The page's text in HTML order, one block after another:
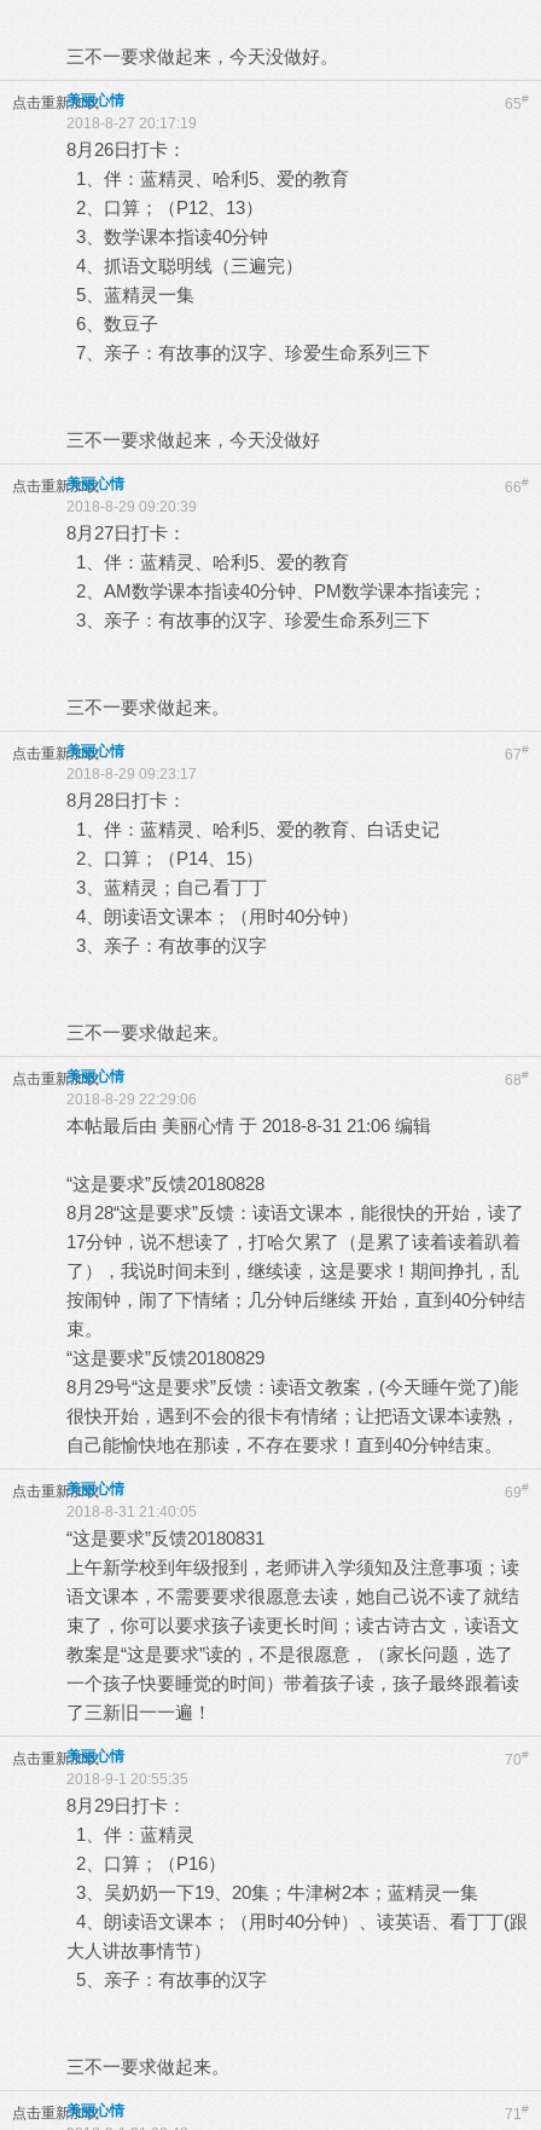
三不一要求做起来，今天没做好。
点击重新加载 65#
美丽心情
2018-8-27 20:17:19
8月26日打卡：
1、伴：蓝精灵、哈利5、爱的教育
2、口算；（P12、13）
3、数学课本指读40分钟
4、抓语文聪明线（三遍完）
5、蓝精灵一集
6、数豆子
7、亲子：有故事的汉字、珍爱生命系列三下
三不一要求做起来，今天没做好
点击重新加载 66#
美丽心情
2018-8-29 09:20:39
8月27日打卡：
1、伴：蓝精灵、哈利5、爱的教育
2、AM数学课本指读40分钟、PM数学课本指读完；
3、亲子：有故事的汉字、珍爱生命系列三下
三不一要求做起来。
点击重新加载 67#
美丽心情
2018-8-29 09:23:17
8月28日打卡：
1、伴：蓝精灵、哈利5、爱的教育、白话史记
2、口算；（P14、15）
3、蓝精灵；自己看丁丁
4、朗读语文课本；（用时40分钟）
3、亲子：有故事的汉字
三不一要求做起来。
点击重新加载 68#
美丽心情
2018-8-29 22:29:06
本帖最后由 美丽心情 于 2018-8-31 21:06 编辑
“这是要求”反馈20180828
8月28“这是要求”反馈：读语文课本，能很快的开始，读了
17分钟，说不想读了，打哈欠累了（是累了读着读着趴着
了），我说时间未到，继续读，这是要求！期间挣扎，乱
按闹钟，闹了下情绪；几分钟后继续 开始，直到40分钟结
束。
“这是要求”反馈20180829
8月29号“这是要求”反馈：读语文教案，(今天睡午觉了)能
很快开始，遇到不会的很卡有情绪；让把语文课本读熟，
自己能愉快地在那读，不存在要求！直到40分钟结束。
点击重新加载 69#
美丽心情
2018-8-31 21:40:05
“这是要求”反馈20180831
上午新学校到年级报到，老师讲入学须知及注意事项；读
语文课本，不需要要求很愿意去读，她自己说不读了就结
束了，你可以要求孩子读更长时间；读古诗古文，读语文
教案是“这是要求”读的，不是很愿意，（家长问题，选了
一个孩子快要睡觉的时间）带着孩子读，孩子最终跟着读
了三新旧一一遍！
点击重新加载 70#
美丽心情
2018-9-1 20:55:35
8月29日打卡：
1、伴：蓝精灵
2、口算；（P16）
3、吴奶奶一下19、20集；牛津树2本；蓝精灵一集
4、朗读语文课本；（用时40分钟）、读英语、看丁丁(跟
大人讲故事情节）
5、亲子：有故事的汉字
三不一要求做起来。
点击重新加载 71#
美丽心情